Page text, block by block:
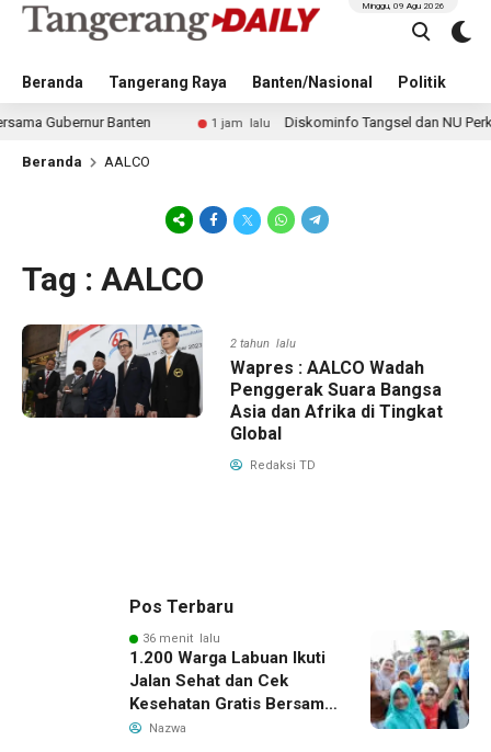
Beranda Tangerang Raya Banten/Nasional Politik
Minggu, 09 Agu 2026
Gubernur Banten 1 jam lalu Diskominfo Tangsel dan NU Perkuat
Beranda AALCO
Tag : AALCO
2 tahun lalu
Wapres : AALCO Wadah
Penggerak Suara Bangsa
Asia dan Afrika di Tingkat
Global
Redaksi TD
Pos Terbaru
36 menit lalu
1.200 Warga Labuan Ikuti
Jalan Sehat dan Cek
Kesehatan Gratis Bersama
Gubernur Banten
Nazwa